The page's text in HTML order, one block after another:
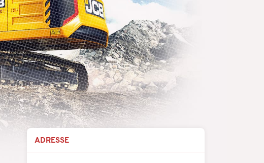
ADRESSE